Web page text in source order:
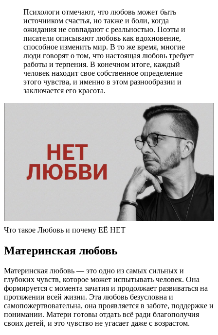
Психологи отмечают, что любовь может быть
источником счастья, но также и боли, когда
ожидания не совпадают с реальностью. Поэты и
писатели описывают любовь как вдохновение,
способное изменить мир. В то же время, многие
люди говорят о том, что настоящая любовь требует
работы и терпения. В конечном итоге, каждый
человек находит свое собственное определение
этого чувства, и именно в этом разнообразии и
заключается его красота.
Что такое Любовь и почему ЕЁ НЕТ
Материнская любовь
Материнская любовь — это одно из самых сильных и
глубоких чувств, которое может испытывать человек. Она
формируется с момента зачатия и продолжает развиваться на
протяжении всей жизни. Эта любовь безусловна и
самопожертвовательна, она проявляется в заботе, поддержке и
понимании. Матери готовы отдать всё ради благополучия
своих детей, и это чувство не угасает даже с возрастом.